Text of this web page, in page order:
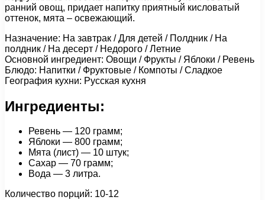
ранний овощ, придает напитку приятный кисловатый
оттенок, мята – освежающий.
Назначение: На завтрак / Для детей / Полдник / На
полдник / На десерт / Недорого / Летние
Основной ингредиент: Овощи / Фрукты / Яблоки / Ревень
Блюдо: Напитки / Фруктовые / Компоты / Сладкое
География кухни: Русская кухня
Ингредиенты:
Ревень — 120 грамм;
Яблоки — 800 грамм;
Мята (лист) — 10 штук;
Сахар — 70 грамм;
Вода — 3 литра.
Количество порций: 10-12